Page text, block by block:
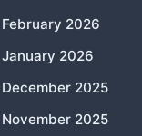
February 2026
January 2026
December 2025
November 2025